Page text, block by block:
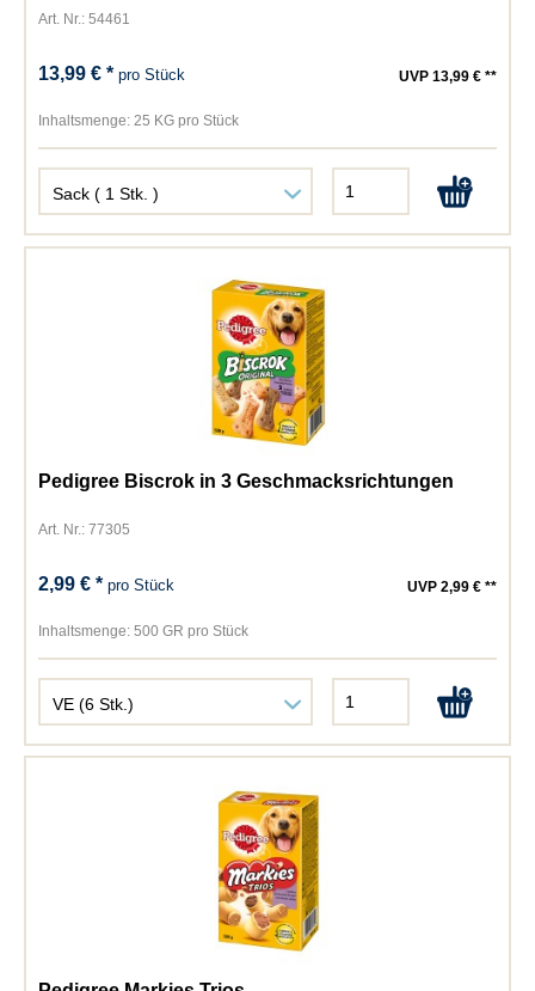
Art. Nr.: 54461
13,99 € *pro Stück UVP 13,99 € **
Inhaltsmenge: 25 KG pro Stück
Pedigree Biscrok in 3 Geschmacksrichtungen
Art. Nr.: 77305
2,99 € *pro Stück UVP 2,99 € **
Inhaltsmenge: 500 GR pro Stück